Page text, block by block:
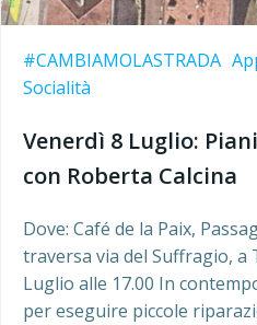
#CAMBIAMOLASTRADA
Socialità
Venerdì 8 Luglio:
con Roberta Calcina
Dove: Café de la Paix,
traversa via del Suffragio, a
Luglio alle 17.00 In
per eseguire piccole